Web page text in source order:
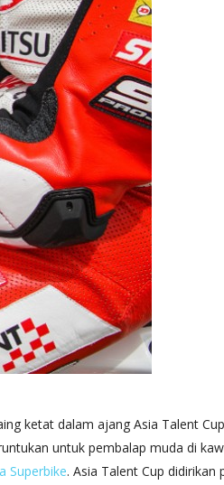
ketat dalam ajang Asia Talent
untuk pembalap muda di
Superbike. Asia Talent Cup didirikan